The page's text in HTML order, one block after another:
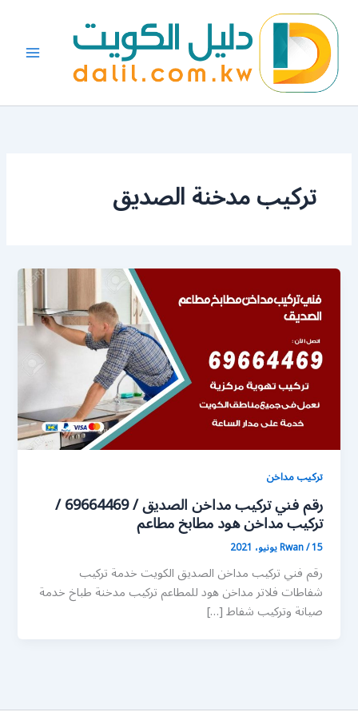
المحتوى
تركيب مدخنة الصديق
تركيب مداخن
رقم فني تركيب مداخن الصديق / 69664469 /
تركيب مداخن هود مطابخ مطاعم
Rwan/15 يونيو، 2021
رقم فني تركيب مداخن الصديق الكويت خدمة تركيب
شفاطات فلاتر مداخن هود للمطاعم تركيب مدخنة طباخ خدمة
صيانة وتركيب شفاط […]